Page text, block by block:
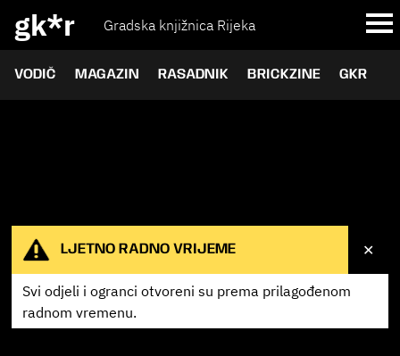
gk*r Gradska knjižnica Rijeka
VODIČ MAGAZIN RASADNIK BRICKZINE GKR
LJETNO RADNO VRIJEME
Svi odjeli i ogranci otvoreni su prema prilagođenom
radnom vremenu.
✕